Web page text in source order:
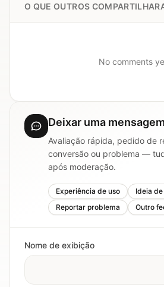
O QUE OUTROS
No comments
Deixar uma mensagem
Avaliação rápida, pedido de
conversão ou problema —
após moderação.
Experiência de uso
Ideia
Reportar problema
Outro
Nome de exibição